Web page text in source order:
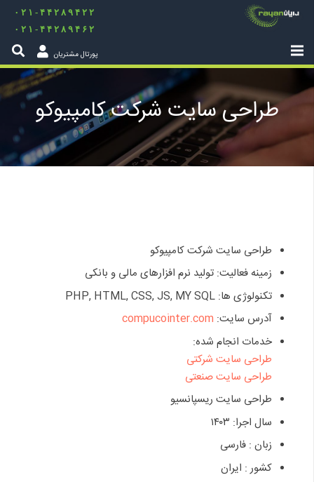
۰۲۱-۴۴۲۸۹۴۲۲
۰۲۱-۴۴۲۸۹۴۶۲
پورتال مشتریان
طراحی سایت شرکت کامپیوکو
طراحی سایت شرکت کامپیوکو
زمینه فعالیت: تولید نرم افزارهای مالی و بانکی
تکنولوژی ها: PHP, HTML, CSS, JS, MY SQL
آدرس سایت: compucointer.com
خدمات انجام شده:
طراحی سایت شرکتی
طراحی سایت صنعتی
طراحی سایت ریسپانسیو
سال اجرا: ۱۴۰۳
زبان : فارسی
کشور : ایران